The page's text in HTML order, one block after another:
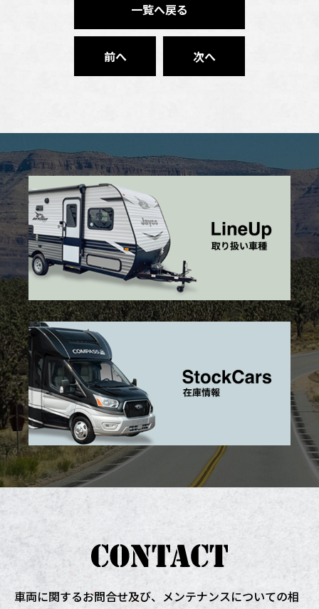
一覧へ戻る
前へ 次へ
車両に関するお問合せ及び、 メンテナンスについての相